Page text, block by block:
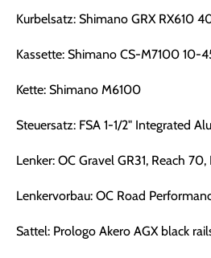
Kurbelsatz: Shimano GRX RX610
Kassette: Shimano CS-M7100 10-
Kette: Shimano M6100
Steuersatz: FSA 1-1/2" Integrated
Lenker: OC Gravel GR31, Reach 70,
Lenkervorbau: OC Road
Sattel: Prologo Akero AGX black